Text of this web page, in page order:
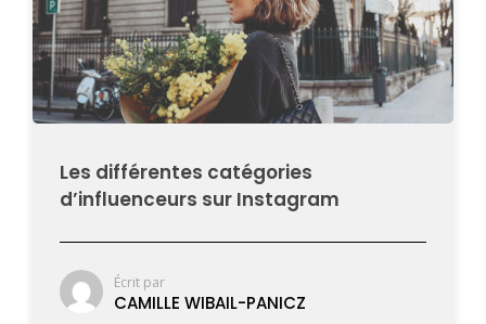
Les différentes catégories
d’influenceurs sur Instagram
Écrit par
CAMILLE WIBAIL-PANICZ